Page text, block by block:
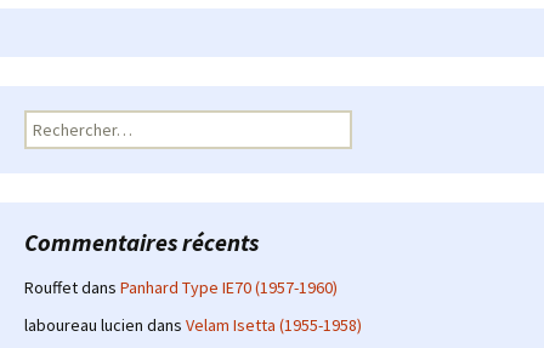
Rechercher :
Commentaires récents
Rouffetdans Panhard Type IE70 (1957-1960)
laboureau lucien dans Velam Isetta (1955-1958)